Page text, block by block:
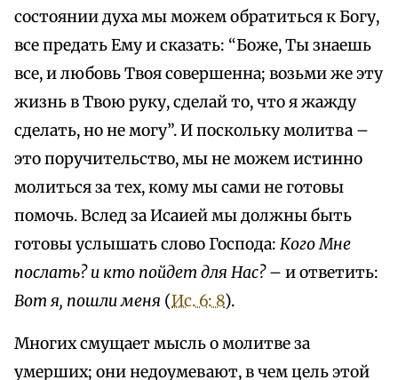
состоянии духа мы можем обратиться к Богу,
все предать Ему и сказать: “Боже, Ты знаешь
все, и любовь Твоя совершенна; возьми же эту
жизнь в Твою руку, сделай то, что я жажду
сделать, но не могу”. И поскольку молитва –
это поручительство, мы не можем истинно
молиться за тех, кому мы сами не готовы
помочь. Вслед за Исаией мы должны быть
готовы услышать слово Господа: Кого Мне
послать? и кто пойдет для Нас?– и ответить:
Вот я, пошли меня (Ис. 6: 8).
Многих смущает мысль о молитве за
умерших; они недоумевают, в чем цель этой